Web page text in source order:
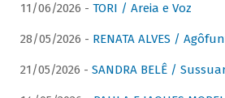
11/06/2026 - TORI / Areia e Voz
28/05/2026 - RENATA ALVES /
21/05/2026 - SANDRA BELÊ /